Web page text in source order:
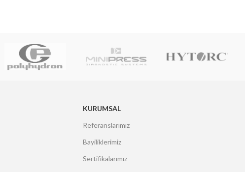
KURUMSAL
Referanslarımız
Bayiliklerimiz
Sertifikalarımız